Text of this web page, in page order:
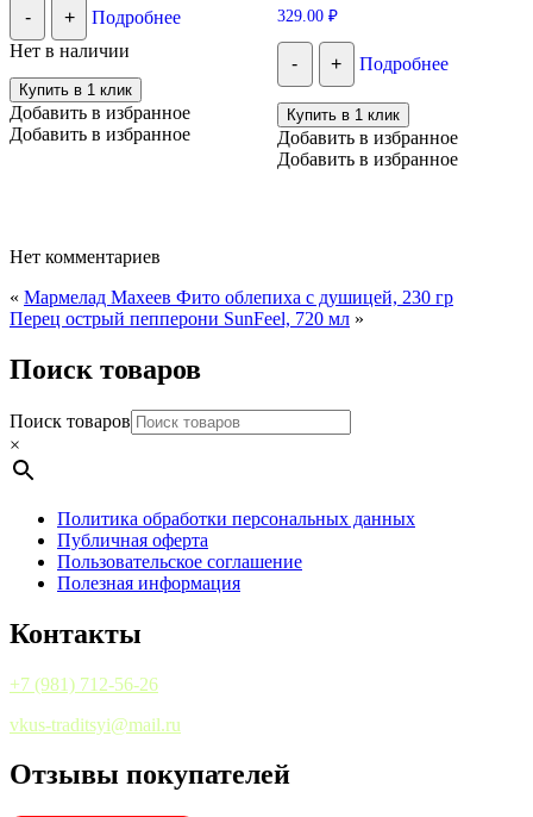
- +
Подробнее
Нет в наличии
Купить в 1 клик
Добавить в избранное
Добавить в избранное
Оценка
5.00
из 5
329.00 ₽
- + Подробнее
Купить в 1 клик
Добавить в избранное
Добавить в избранное
Нет комментариев
« Мармелад Махеев Фито облепиха с душицей, 230 гр
Перец острый пепперони SunFeel, 720 мл »
Поиск товаров
Поиск товаров
×
Политика обработки персональных данных
Публичная оферта
Пользовательское соглашение
Полезная информация
Контакты
+7 (981) 712-56-26
vkus-traditsyi@mail.ru
Отзывы покупателей